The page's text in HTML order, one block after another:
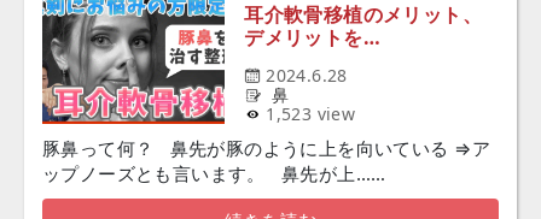
耳介軟骨移植のメリット、
デメリットを…
2024.6.28
鼻
1,523 view
豚鼻って何？ 鼻先が豚のように上を向いている ⇒ア
ップノーズとも言います。 鼻先が上……